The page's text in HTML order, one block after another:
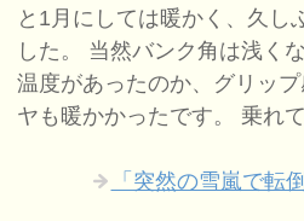
と1月にしては暖かく、久し
した。 当然バンク角は浅く
温度があったのか、グリッ
ヤも暖かかったです。 乗れ
「突然の雪嵐で転